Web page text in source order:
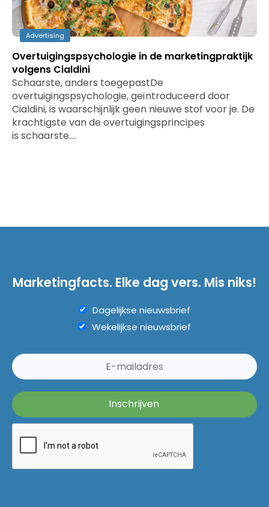
Advertising
Overtuigingspsychologie in de marketingpraktijk
volgens Cialdini
Schaarste, anders toegepastDe
overtuigingspsychologie, geïntroduceerd door
Cialdini, is waarschijnlijk geen nieuwe stof voor je. De
krachtigste van de overtuigingsprincipes
is schaarste.…
Marketingfacts. Elke dag vers. Mis niks!
Dagelijkse nieuwsbrief
Wekelijkse nieuwsbrief